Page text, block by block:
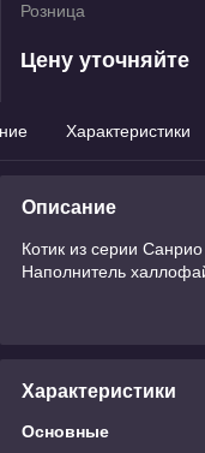
Розница
Цену уточняйте
Характеристики
Описание
Котик из серии
Наполнитель
Характеристики
Основные